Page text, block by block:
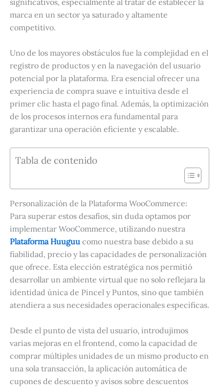
marca en un sector ya saturado y altamente
competitivo.
Uno de los mayores obstáculos fue la complejidad en el
registro de productos y en la navegación del usuario
potencial por la plataforma. Era esencial ofrecer una
experiencia de compra suave e intuitiva desde el
primer clic hasta el pago final. Además, la optimización
de los procesos internos era fundamental para
garantizar una operación eficiente y escalable.
Tabla de contenido
Personalización de la Plataforma WooCommerce:
Para superar estos desafíos, sin duda optamos por
implementar WooCommerce, utilizando nuestra
Plataforma Huuguu como nuestra base debido a su
fiabilidad, precio y las capacidades de personalización
que ofrece. Esta elección estratégica nos permitió
desarrollar un ambiente virtual que no solo reflejara la
identidad única de Pincel y Puntos, sino que también
atendiera a sus necesidades operacionales específicas.
Desde el punto de vista del usuario, introdujimos
varias mejoras en el frontend, como la capacidad de
comprar múltiples unidades de un mismo producto en
una sola transacción, la aplicación automática de
cupones de descuento y avisos sobre descuentos